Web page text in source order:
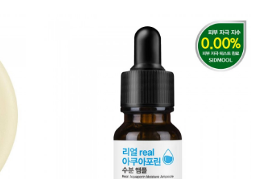
텍스트 사용후기
포토사용 후기
해외배송문의
시드물 매니아